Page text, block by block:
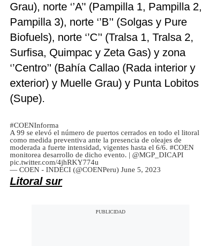
Grau), norte ‘’A’' (Pampilla 1, Pampilla 2,
Pampilla 3), norte ‘’B’' (Solgas y Pure
Biofuels), norte ‘’C’' (Tralsa 1, Tralsa 2,
Surfisa, Quimpac y Zeta Gas) y zona
‘’Centro’' (Bahía Callao (Rada interior y
exterior) y Muelle Grau) y Punta Lobitos
(Supe).
#COENInforma
A 99 se elevó el número de puertos cerrados en todo el litoral
como medida preventiva ante la presencia de oleajes de
moderada a fuerte intensidad, vigentes hasta el 6/6. #COEN
monitorea desarrollo de dicho evento. | @MGP_DICAPI
pic.twitter.com/4jhRKY774u
— COEN - INDECI (@COENPeru) June 5, 2023
Litoral sur